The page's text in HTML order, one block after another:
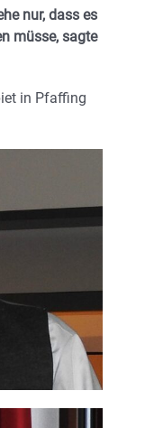
nur, dass es
müsse, sagte
in Pfaffing